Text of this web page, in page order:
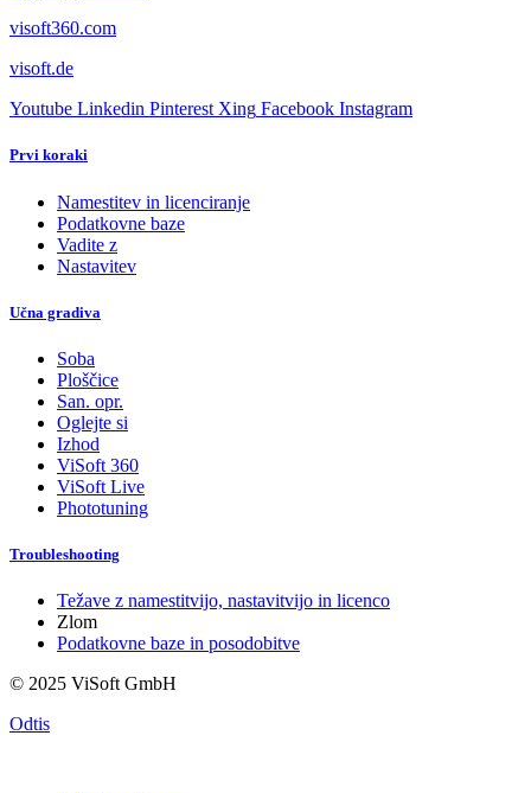
visoft360.com
visoft.de
Youtube Linkedin Pinterest Xing Facebook Instagram
Prvi koraki
Namestitev in licenciranje
Podatkovne baze
Vadite z
Nastavitev
Učna gradiva
Soba
Ploščice
San. opr.
Oglejte si
Izhod
ViSoft 360
ViSoft Live
Phototuning
Troubleshooting
Težave z namestitvijo, nastavitvijo in licenco
Zlom
Podatkovne baze in posodobitve
© 2025 ViSoft GmbH
Odtis